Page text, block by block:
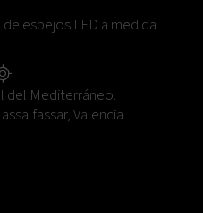
espejos LED a medida.
del Mediterráneo.
Valencia.